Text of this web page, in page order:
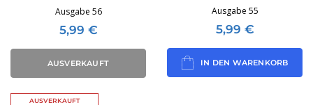
Ausgabe 56
5,99 €
AUSVERKAUFT
Ausgabe 55
5,99 €
IN DEN WARENKORB
AUSVERKAUFT